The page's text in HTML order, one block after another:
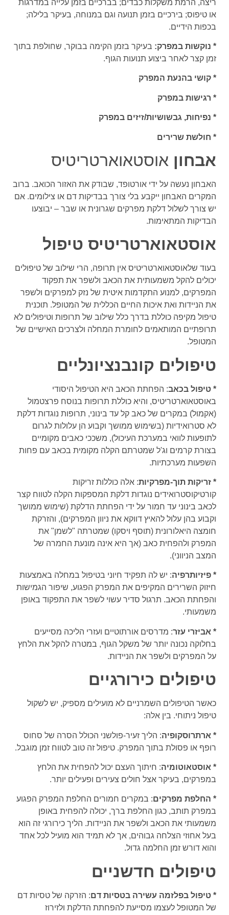
ריצה, הרמת משקלות כבדים; בברכיים בזמן עלייה במדרגות
או טיפוס; בירכיים בזמן תנועה וגם במנוחה, בעיקר בלילה;
בכפות הידיים.
* נוקשות במפרק: בעיקר בזמן הקימה בבוקר, שחולפת בתוך
זמן קצר לאחר ביצוע תנועות הגוף.
* קושי בהנעת המפרק
* רגישות במפרק
* נפיחות, גבשושיות/זיזים במפרק
* חולשת שרירים
אבחון אוסטאוארטריטיס
האבחון נעשה על ידי אורטופד, שבודק את האזור הכואב. ברוב
המקרים האבחון ייקבע בלי צורך בבדיקות דם או צילומים. אם
יש צורך לשלול דלקת מפרקים שגרונית או שבר – יבוצעו
הבדיקות המתאימות.
אוסטאוארטריטיס טיפול
בעוד שלאוסטאוארטריטיס אין תרופה, הרי שילוב של טיפולים
יכולים להקל משמעותית את הכאב ולשפר את תפקוד
המפרקים, למנוע התקדמות איטית של נזק למפרקים ולשפר
את הניידות ואת איכות החיים הכללית של המטופל. תוכנית
טיפול מקיפה כוללת בדרך כלל שילוב של תרופות וטיפולים לא
תרופתיים המותאמים לחומרת המחלה ולצרכים האישיים של
המטופל.
טיפולים קונבנציונליים
* טיפול בכאב: הפחתת הכאב היא הטיפול היסודי
באוסטאוארטריטיס, והיא כוללת תרופות בנוסח פרצטמול
(אקמול) במקרים של כאב קל עד בינוני, תרופות נוגדות דלקת
לא סטרואידיות (בשימוש ממושך וקבוע הן עלולות לגרום
לתופעות לוואי במערכת העיכול), משככי כאבים מקומיים
בצורת קרמים וג'ל שמטרתם הקלה מקומית בכאב עם פחות
השפעות מערכתיות.
* זריקות תוך-מפרקיות: אלה כוללות זריקות
קורטיקוסטרואידים נוגדות דלקת המספקות הקלה לטווח קצר
לכאב בינוני עד חמור על ידי הפחתת הדלקת (שימוש ממושך
וקבוע בהן עלול להאיץ דווקא את ניוון המפרקים), והזרקת
חומצה היאלורונית (תוסף ויסקו) שמטרתה "לשמן" את
המפרק ולהפחית כאב (אך היא אינה מונעת החמרה של
המצב הניווני).
* פיזיותרפיה: יש לה תפקיד חיוני בטיפול במחלה באמצעות
חיזוק השרירים המקיפים את המפרק הפגוע, שיפור הגמישות
והפחתת הכאב. תרגול סדיר עשוי לשפר את התפקוד באופן
משמעותי.
* אביזרי עזר: מדרסים אורתוטיים ועזרי הליכה מסייעים
בחלוקה נכונה יותר של משקל הגוף, במטרה להקל את הלחץ
על המפרקים ולשפר את הניידות.
טיפולים כירורגיים
כאשר הטיפולים השמרניים לא מועילים מספיק, יש לשקול
טיפול ניתוחי. בין אלה:
* ארתרוסקופיה: הליך זעיר-פולשני הכולל הסרה של סחוס
רופף או פסולת בתוך המפרק. טיפול זה טוב לטווח זמן מוגבל.
* אוסטאוטומיה: חיתוך העצם יכול להפחית את הלחץ
במפרקים, בעיקר אצל חולים צעירים ופעילים יותר.
* החלפת מפרקים: במקרים חמורים החלפת המפרק הפגוע
במפרק תותב, כגון החלפת ברך, יכולה להפחית באופן
משמעותי את הכאב ולשפר את הניידות. הליך כירורגי זה הוא
בעל אחוזי הצלחה גבוהים, אך לא תמיד הוא מועיל לכל אחד
והוא דורש זמן החלמה גדול.
טיפולים חדשניים
* טיפול בפלזמה עשירה בטסיות דם: הזרקה של טסיות דם
של המטופל לעצמו מסייעת להפחתת הדלקת ולזירוז